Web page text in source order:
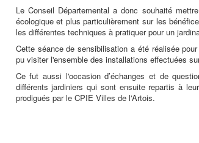
Le Conseil Départemental a donc souhaité
écologique et plus particulièrement sur les
les différentes techniques à pratiquer pour un
Cette séance de sensibilisation a été réalisée
pu visiter l'ensemble des installations effectuées
Ce fut aussi l'occasion d’échanges et de
différents jardiniers qui sont ensuite repartis à
prodigués par le CPIE Villes de l'Artois.